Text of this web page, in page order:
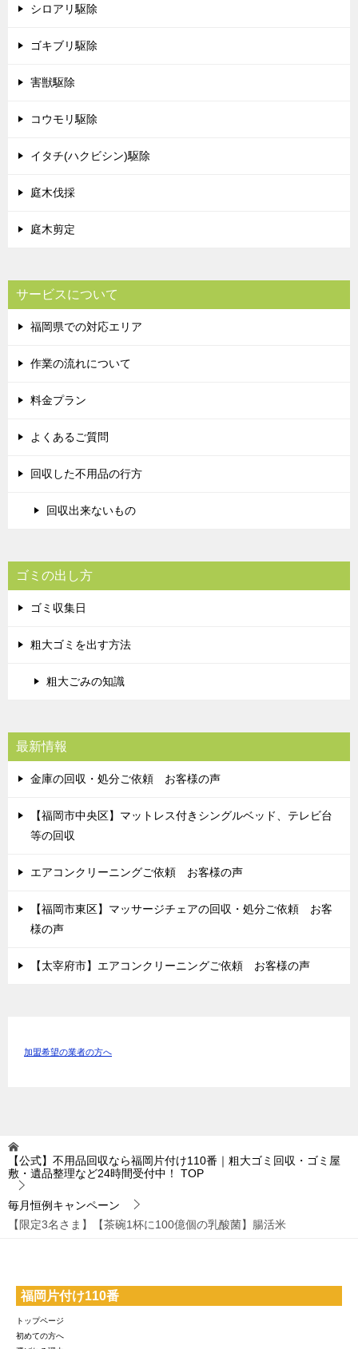
シロアリ駆除
ゴキブリ駆除
害獣駆除
コウモリ駆除
イタチ(ハクビシン)駆除
庭木伐採
庭木剪定
サービスについて
福岡県での対応エリア
作業の流れについて
料金プラン
よくあるご質問
回収した不用品の行方
回収出来ないもの
ゴミの出し方
ゴミ収集日
粗大ゴミを出す方法
粗大ごみの知識
最新情報
金庫の回収・処分ご依頼 お客様の声
【福岡市中央区】マットレス付きシングルベッド、テレビ台
等の回収
エアコンクリーニングご依頼 お客様の声
【福岡市東区】マッサージチェアの回収・処分ご依頼 お客
様の声
【太宰府市】エアコンクリーニングご依頼 お客様の声
加盟希望の業者の方へ
【公式】不用品回収なら福岡片付け110番｜粗大ゴミ回収・ゴミ屋
敷・遺品整理など24時間受付中！
TOP
毎月恒例キャンペーン
【限定3名さま】【茶碗1杯に100億個の乳酸菌】腸活米
福岡片付け110番
トップページ
初めての方へ